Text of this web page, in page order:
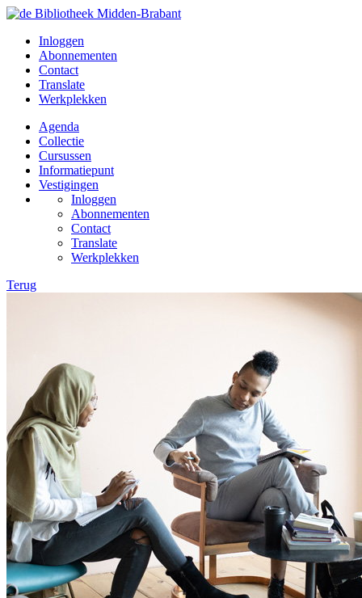
Inloggen
Abonnementen
Contact
Translate
Werkplekken
Agenda
Collectie
Cursussen
Informatiepunt
Vestigingen
Inloggen
Abonnementen
Contact
Translate
Werkplekken
Terug